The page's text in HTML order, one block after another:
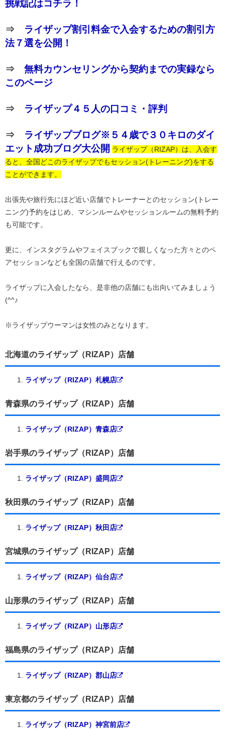
挑戦記はコチラ！
⇒ ライザップ割引料金で入会するための割引方
法７選を公開！
⇒ 無料カウンセリングから契約までの実録なら
このページ
⇒ ライザップ４５人の口コミ・評判
⇒ ライザップブログ※５４歳で３０キロのダイ
エット成功ブログ大公開 ライザップ（RIZAP）は、入会す
ると、全国どこのライザップでもセッション(トレーニング)をする
ことができます。
出張先や旅行先にほど近い店舗でトレーナーとのセッション(トレー
ニング)予約をはじめ、マシンルームやセッションルームの無料予約
も可能です。
更に、インスタグラムやフェイスブックで親しくなった方々とのペ
アセッションなども全国の店舗で行えるのです。
ライザップに入会したなら、是非他の店舗にも出向いてみましょう
(^^♪
※ライザップウーマンは女性のみとなります。
北海道のライザップ（RIZAP）店舗
ライザップ（RIZAP）札幌店
青森県のライザップ（RIZAP）店舗
ライザップ（RIZAP）青森店
岩手県のライザップ（RIZAP）店舗
ライザップ（RIZAP）盛岡店
秋田県のライザップ（RIZAP）店舗
ライザップ（RIZAP）秋田店
宮城県のライザップ（RIZAP）店舗
ライザップ（RIZAP）仙台店
山形県のライザップ（RIZAP）店舗
ライザップ（RIZAP）山形店
福島県のライザップ（RIZAP）店舗
ライザップ（RIZAP）郡山店
東京都のライザップ（RIZAP）店舗
ライザップ（RIZAP）神宮前店